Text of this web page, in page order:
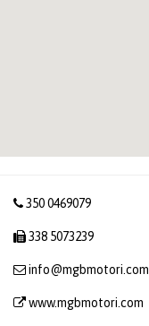
350 0469079
338 5073239
info@mgbmotori.com
www.mgbmotori.com